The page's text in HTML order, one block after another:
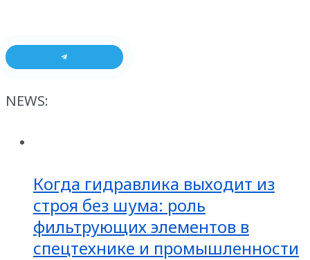
NEWS:
Когда гидравлика выходит из
строя без шума: роль
фильтрующих элементов в
спецтехнике и промышленности